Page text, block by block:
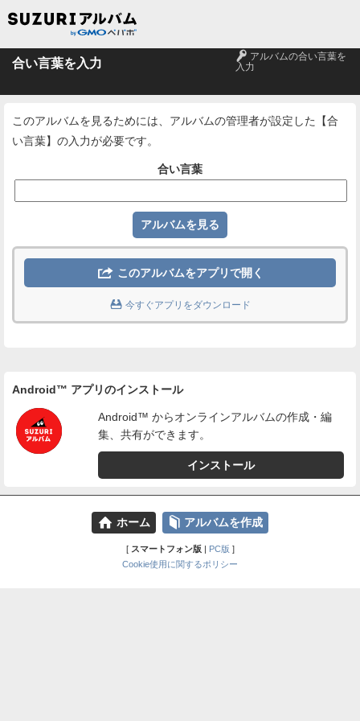
合い言葉を入力 🔑 アルバムの合い言葉を
入力
このアルバムを見るためには、アルバムの管理者が設定した【合
い言葉】の入力が必要です。
合い言葉
 このアルバムをアプリで開く
 今すぐアプリをダウンロード
Android™ アプリのインストール
Android™ からオンラインアルバムの作成・編
集、共有ができます。
インストール
⌂ ホーム 📕 アルバムを作成
[ スマートフォン版| PC版 ]
Cookie使用に関するポリシー